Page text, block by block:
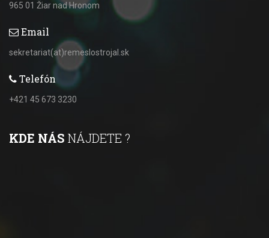
965 01 Žiar nad Hronom
Email
sekretariat(at)remeslostrojal.sk
Telefón
+421 45 673 3230
KDE NÁS NÁJDETE ?